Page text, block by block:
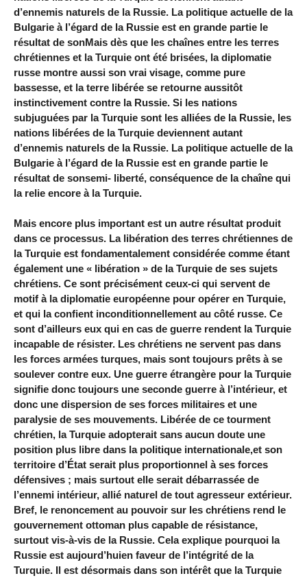
d’ennemis naturels de la Russie. La politique actuelle de la
Bulgarie à l’égard de la Russie est en grande partie le
résultat de sonMais dès que les chaînes entre les terres
chrétiennes et la Turquie ont été brisées, la diplomatie
russe montre aussi son vrai visage, comme pure
bassesse, et la terre libérée se retourne aussitôt
instinctivement contre la Russie. Si les nations
subjuguées par la Turquie sont les alliées de la Russie, les
nations libérées de la Turquie deviennent autant
d’ennemis naturels de la Russie. La politique actuelle de la
Bulgarie à l’égard de la Russie est en grande partie le
résultat de sonsemi- liberté, conséquence de la chaîne qui
la relie encore à la Turquie.
Mais encore plus important est un autre résultat produit
dans ce processus. La libération des terres chrétiennes de
la Turquie est fondamentalement considérée comme étant
également une « libération » de la Turquie de ses sujets
chrétiens. Ce sont précisément ceux-ci qui servent de
motif à la diplomatie européenne pour opérer en Turquie,
et qui la confient inconditionnellement au côté russe. Ce
sont d’ailleurs eux qui en cas de guerre rendent la Turquie
incapable de résister. Les chrétiens ne servent pas dans
les forces armées turques, mais sont toujours prêts à se
soulever contre eux. Une guerre étrangère pour la Turquie
signifie donc toujours une seconde guerre à l’intérieur, et
donc une dispersion de ses forces militaires et une
paralysie de ses mouvements. Libérée de ce tourment
chrétien, la Turquie adopterait sans aucun doute une
position plus libre dans la politique internationale,et son
territoire d’État serait plus proportionnel à ses forces
défensives ; mais surtout elle serait débarrassée de
l’ennemi intérieur, allié naturel de tout agresseur extérieur.
Bref, le renoncement au pouvoir sur les chrétiens rend le
gouvernement ottoman plus capable de résistance,
surtout vis-à-vis de la Russie. Cela explique pourquoi la
Russie est aujourd’huien faveur de l’intégrité de la
Turquie. Il est désormais dans son intérêt que la Turquie